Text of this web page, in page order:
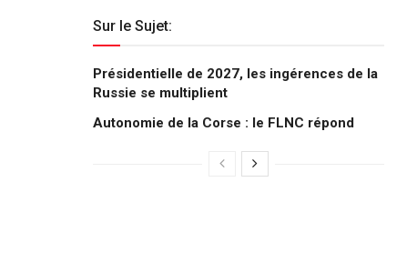
Sur le Sujet:
Présidentielle de 2027, les ingérences de la
Russie se multiplient
Autonomie de la Corse : le FLNC répond